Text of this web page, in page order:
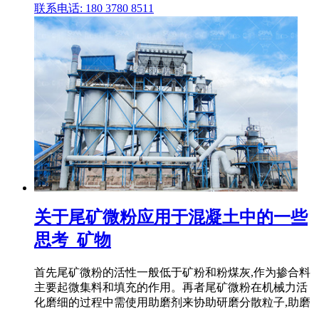
联系电话: 180 3780 8511
关于尾矿微粉应用于混凝土中的一些
思考_矿物
首先尾矿微粉的活性一般低于矿粉和粉煤灰,作为掺合料
主要起微集料和填充的作用。再者尾矿微粉在机械力活
化磨细的过程中需使用助磨剂来协助研磨分散粒子,助磨